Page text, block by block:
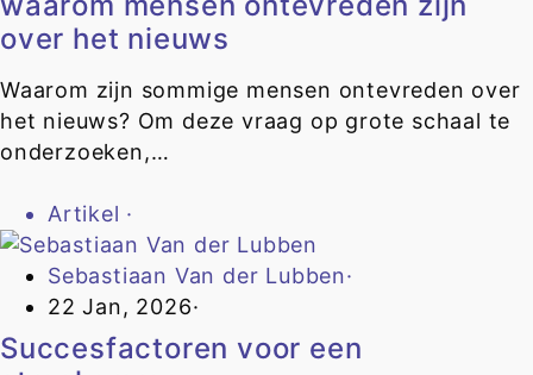
over het nieuws
Waarom zijn sommige mensen ontevreden over
het nieuws? Om deze vraag op grote schaal te
onderzoeken,…
Artikel ·
Sebastiaan Van der Lubben·
22 Jan, 2026·
Succesfactoren voor een